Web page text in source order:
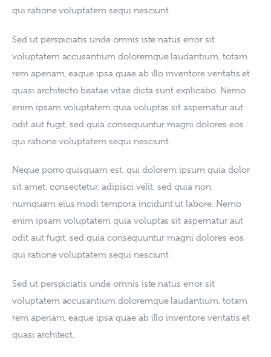
qui ratione voluptatem sequi nesciunt.
Sed ut perspiciatis unde omnis iste natus error sit
voluptatem accusantium doloremque laudantium, totam
rem aperiam, eaque ipsa quae ab illo inventore veritatis et
quasi architecto beatae vitae dicta sunt explicabo. Nemo
enim ipsam voluptatem quia voluptas sit aspernatur aut
odit aut fugit, sed quia consequuntur magni dolores eos
qui ratione voluptatem sequi nesciunt.
Neque porro quisquam est, qui dolorem ipsum quia dolor
sit amet, consectetur, adipisci velit, sed quia non
numquam eius modi tempora incidunt ut labore. Nemo
enim ipsam voluptatem quia voluptas sit aspernatur aut
odit aut fugit, sed quia consequuntur magni dolores eos
qui ratione voluptatem sequi nesciunt
Sed ut perspiciatis unde omnis iste natus error sit
voluptatem accusantium doloremque laudantium, totam
rem aperiam, eaque ipsa quae ab illo inventore veritatis et
quasi architect.